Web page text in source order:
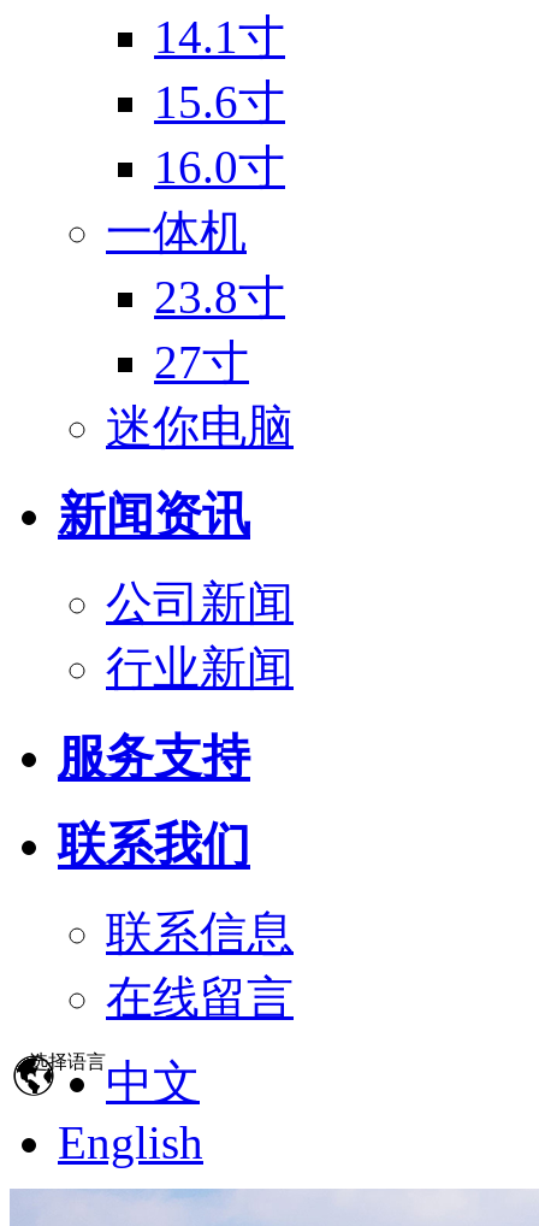
14.1寸
15.6寸
16.0寸
一体机
23.8寸
27寸
迷你电脑
新闻资讯
公司新闻
行业新闻
服务支持
联系我们
联系信息
在线留言
选择语言中文
English